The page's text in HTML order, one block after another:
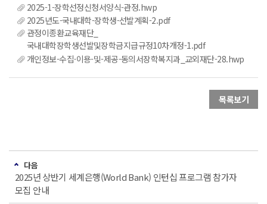
2025-1-장학선정신청서양식-관정.hwp
2025년도-국내대학-장학생-선발계획-2.pdf
관정이종환교육재단_
국내대학장학생선발및장학금지급규정10차개정-1.pdf
개인정보-수집·이용-및-제공-동의서장학복지과_교외재단-28.hwp
목록보기
다음
2025년 상반기 세계은행(World Bank) 인턴십 프로그램 참가자
모집 안내